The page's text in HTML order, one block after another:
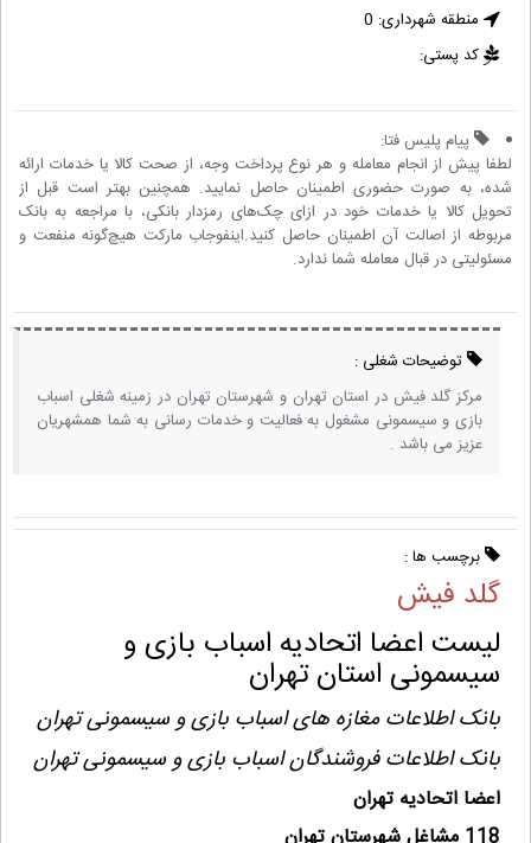
منطقه شهرداری: 0
کد پستی:
پیام پلیس فتا:
لطفا پیش از انجام معامله و هر نوع پرداخت وجه، از صحت کالا یا خدمات ارائه
شده، به صورت حضوری اطمینان حاصل نمایید. همچنین بهتر است قبل از
تحویل کالا یا خدمات خود در ازای چک‌های رمزدار بانکی، با مراجعه به بانک
مربوطه از اصالت آن اطمینان حاصل کنید.اینفوجاب مارکت هیچ‌گونه منفعت و
مسئولیتی در قبال معامله شما ندارد.
توضیحات شغلی :
مرکز گلد فیش در استان تهران و شهرستان تهران در زمینه شغلی اسباب
بازی و سیسمونی مشغول به فعالیت و خدمات رسانی به شما همشهریان
عزیز می باشد .
برچسب ها :
گلد فیش
لیست اعضا اتحادیه اسباب بازی و
سیسمونی استان تهران
بانک اطلاعات مغازه های اسباب بازی و سیسمونی تهران
بانک اطلاعات فروشندگان اسباب بازی و سیسمونی تهران
اعضا اتحادیه تهران